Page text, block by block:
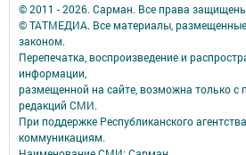
© 2011 - 2026. Сарман. Все права
© ТАТМЕДИА. Все материалы,
законом.
Перепечатка, воспроизведение и
информации,
размещенной на сайте, возможна только с
редакций СМИ.
При поддержке Республиканского
коммуникациям.